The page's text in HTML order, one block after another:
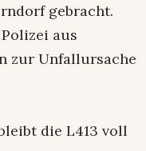
gebracht.
aus
zur Unfallursache
die L413 voll